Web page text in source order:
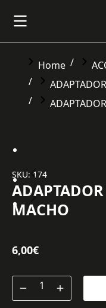
You are here:
Home
SKU: 174
MACHO
6,00€